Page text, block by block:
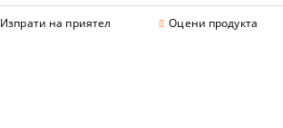
Изпрати на приятел Оцени продукта